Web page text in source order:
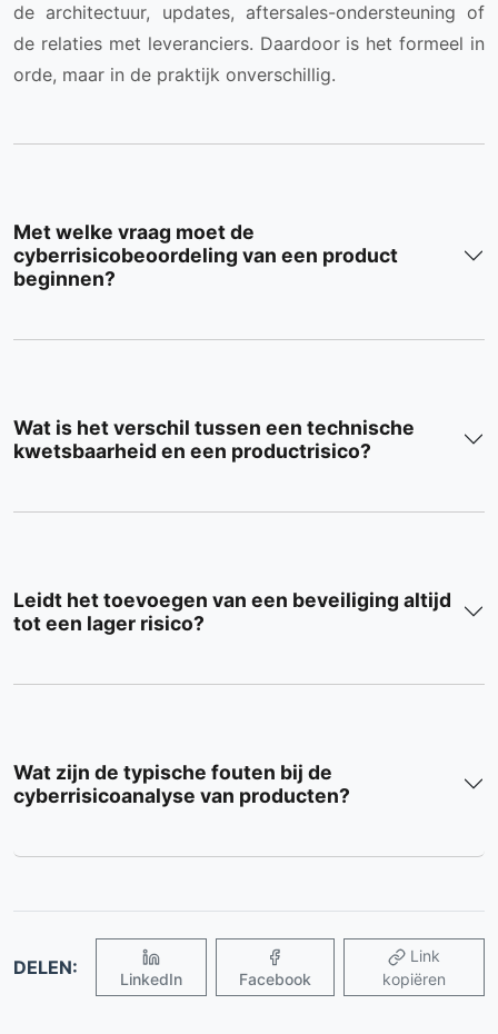
de architectuur, updates, aftersales-ondersteuning of
de relaties met leveranciers. Daardoor is het formeel in
orde, maar in de praktijk onverschillig.
Met welke vraag moet de
cyberrisicobeoordeling van een product
beginnen?
Wat is het verschil tussen een technische
kwetsbaarheid en een productrisico?
Leidt het toevoegen van een beveiliging altijd
tot een lager risico?
Wat zijn de typische fouten bij de
cyberrisicoanalyse van producten?
DELEN:
LinkedIn Facebook
Link
kopiëren